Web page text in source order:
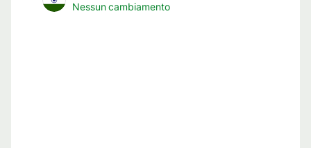
Nessun cambiamento